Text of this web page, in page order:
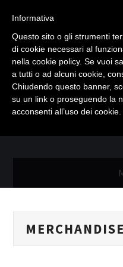
MASTER MARKETING &
Informativa
Questo sito o gli strumenti
di cookie necessari al
nella cookie policy. Se vuoi
a tutti o ad alcuni cookie,
Chiudendo questo banner,
su un link o proseguendo la
acconsenti all’uso dei cookie.